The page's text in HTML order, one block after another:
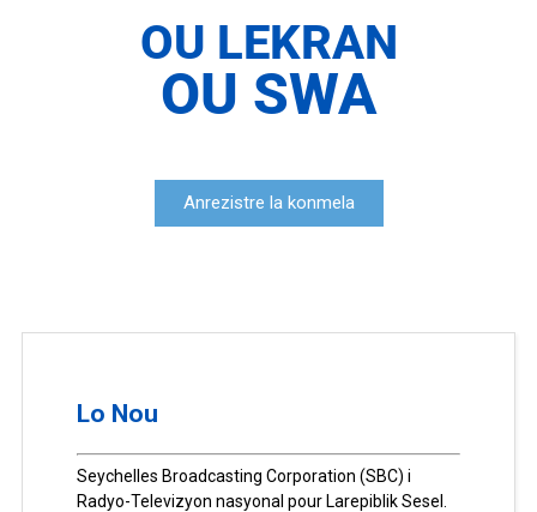
OU LEKRAN
OU SWA
Anrezistre la konmela
Lo Nou
Seychelles Broadcasting Corporation (SBC) i
Radyo-Televizyon nasyonal pour Larepiblik Sesel.